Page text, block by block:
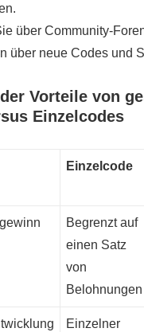
über Community-
über neue Codes und
Vorteile von
Einzelcodes
Einzelcode
Begrenzt auf
einen Satz
von
Belohnungen
Einzelner